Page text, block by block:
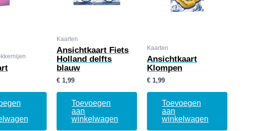
Kaarten
Ansichtkaart Fiets
Holland delfts
blauw
€ 1,99
Toevoegen
aan
winkelwagen
Kaarten
Ansichtkaart
Klompen
€ 1,99
Toevoegen
aan
winkelwagen